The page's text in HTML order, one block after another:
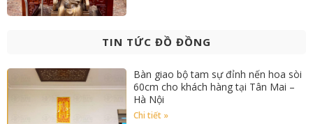
TIN TỨC ĐỒ ĐỒNG
Bàn giao bộ tam sự đỉnh nến hoa sòi
60cm cho khách hàng tại Tân Mai –
Hà Nội
Chi tiết »